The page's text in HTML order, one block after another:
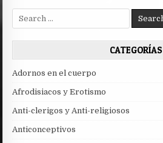
Search
for:
CATEGORÍAS
Adornos en el cuerpo
Afrodisiacos y Erotismo
Anti-clerigos y Anti-religiosos
Anticonceptivos